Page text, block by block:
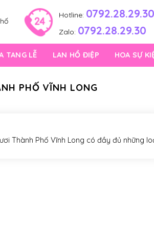
Hotline:
Zalo: 0792.28.29.30
TANG LỄ LAN HỒ ĐIỆP HOA SỰ
PHỐ VĨNH LONG
Thành Phố Vĩnh Long có đầy đủ những